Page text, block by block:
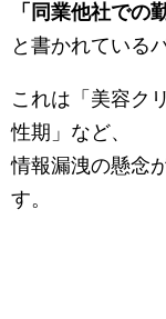
「同業他社での
と書かれている
これは「美容ク
性期」など、
情報漏洩の懸念
す。